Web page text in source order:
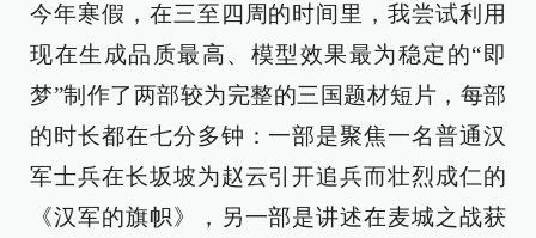
今年寒假，在三至四周的时间里，我尝试利用
现在生成品质最高、模型效果最为稳定的“即
梦”制作了两部较为完整的三国题材短片，每部
的时长都在七分多钟：一部是聚焦一名普通汉
军士兵在长坂坡为赵云引开追兵而壮烈成仁的
《汉军的旗帜》，另一部是讲述在麦城之战获